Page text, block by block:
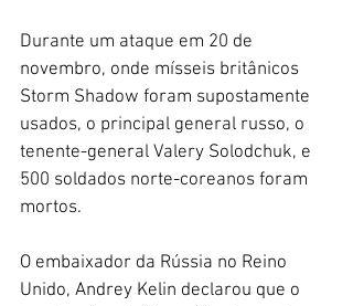
Durante um ataque em 20 de
novembro, onde mísseis britânicos
Storm Shadow foram supostamente
usados, o principal general russo, o
tenente-general Valery Solodchuk, e
500 soldados norte-coreanos foram
mortos.
O embaixador da Rússia no Reino
Unido, Andrey Kelin declarou que o